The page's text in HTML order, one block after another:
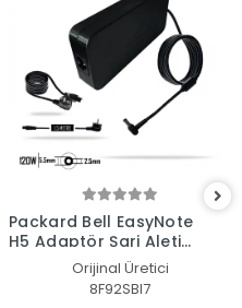
Packard Bell EasyNote
H5 Adaptör Şarj Aleti-
Orijinal Üretici
8F92SBI7